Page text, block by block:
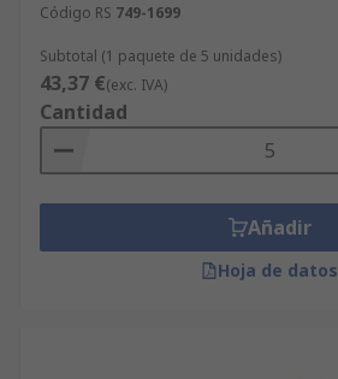
Código RS 749-1699
Subtotal (1 paquete de 5 unidades)
43,37 €(exc. IVA)
Cantidad
Añadir
Hoja de datos